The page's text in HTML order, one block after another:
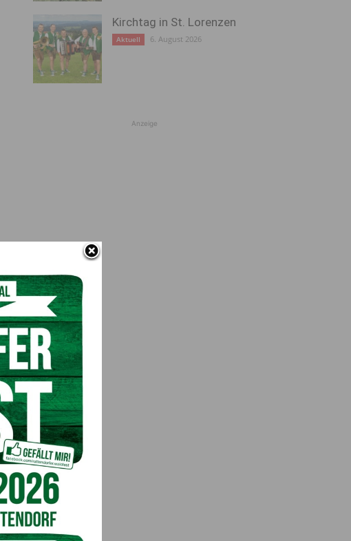
Kirchtag in St. Lorenzen
Aktuell 6. August 2026
Anzeige